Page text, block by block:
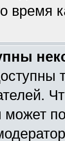
время